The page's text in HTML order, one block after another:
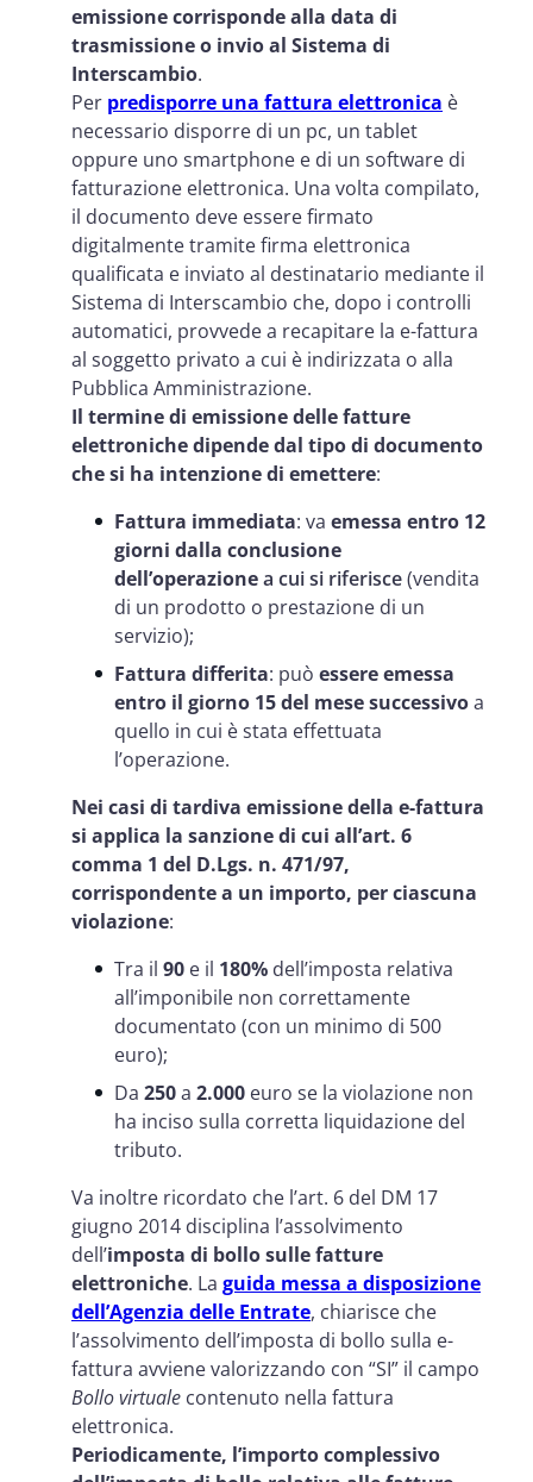
emissione corrisponde alla data di
trasmissioneo invioal Sistema di
Interscambio.
Per predisporre una fattura elettronica è
necessario disporre di un pc, un tablet
oppure uno smartphone e di un software di
fatturazione elettronica. Una volta compilato,
il documento deve essere firmato
digitalmente tramite firma elettronica
qualificata e inviato al destinatario mediante il
Sistema di Interscambio che, dopo i controlli
automatici, provvede a recapitare la e-fattura
al soggetto privato a cui è indirizzata o alla
Pubblica Amministrazione.
Il termine di emissione delle fatture
elettroniche dipende dal tipo di documento
che si ha intenzione di emettere:
Fattura immediata: va emessa entro 12
giorni dalla conclusione
dell’operazionea cui si riferisce(vendita
di un prodotto o prestazione di un
servizio);
Fattura differita: può essere emessa
entro il giorno 15 del mese successivoa
quello in cui è stata effettuata
l’operazione.
Nei casi di tardiva emissione della e-fattura
si applica la sanzione di cui all’art. 6
comma 1 del D.Lgs. n. 471/97,
corrispondente a un importo, per ciascuna
violazione:
Tra il 90 e il 180% dell’imposta relativa
all’imponibile non correttamente
documentato (con un minimo di 500
euro);
Da 250a 2.000 euro se la violazione non
ha inciso sulla corretta liquidazione del
tributo.
Va inoltre ricordato che l’art. 6 del DM 17
giugno 2014 disciplina l’assolvimento
dell’imposta di bollo sulle fatture
elettroniche. La guida messa a disposizione
dell’Agenzia delle Entrate, chiarisce che
l’assolvimento dell’imposta di bollo sulla e-
fattura avviene valorizzando con “SI” il campo
Bollo virtuale contenuto nella fattura
elettronica.
Periodicamente, l’importo complessivo